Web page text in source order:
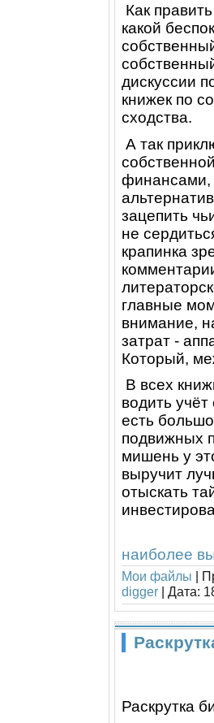
Как
какой
дискуссии
книжек по
сходства.
А так
финансами,
зацепить
не
крапинка
главные
внимание,
затрат -
Который,
В всех
водить
есть
подвижных
мишень у
выручит
отыскать
наиболее
Мои файлы |
digger | Дата:
Раскрутка